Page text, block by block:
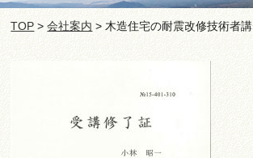
TOP >会社案内 > 木造住宅の耐震改修技術者